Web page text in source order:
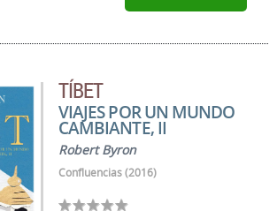
TÍBET
VIAJES POR UN MUNDO
CAMBIANTE, II
Robert Byron
Confluencias (2016)